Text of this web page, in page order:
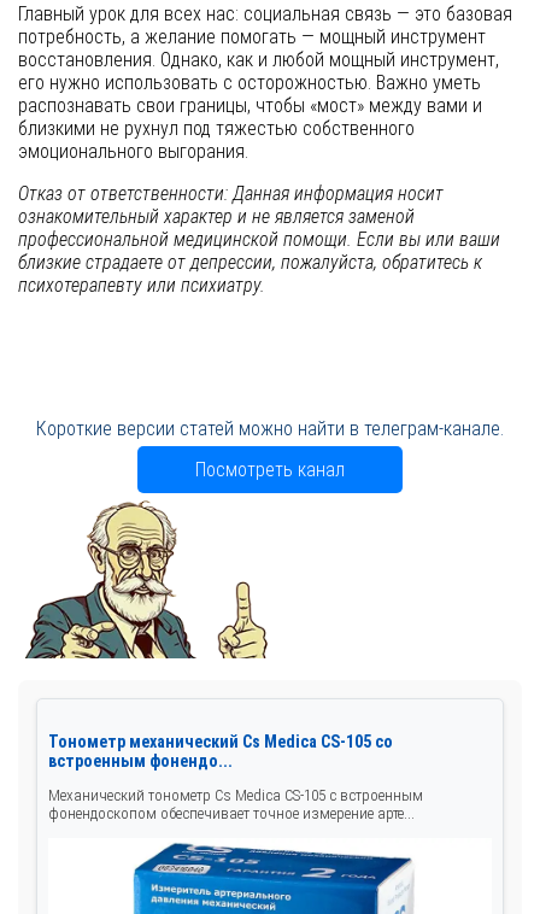
Главный урок для всех нас: социальная связь — это базовая
потребность, а желание помогать — мощный инструмент
восстановления. Однако, как и любой мощный инструмент,
его нужно использовать с осторожностью. Важно уметь
распознавать свои границы, чтобы «мост» между вами и
близкими не рухнул под тяжестью собственного
эмоционального выгорания.
Отказ от ответственности: Данная информация носит
ознакомительный характер и не является заменой
профессиональной медицинской помощи. Если вы или ваши
близкие страдаете от депрессии, пожалуйста, обратитесь к
психотерапевту или психиатру.
Короткие версии статей можно найти в телеграм-канале.
Посмотреть канал
Тонометр механический Cs Medica CS-105 со
встроенным фонендо...
Механический тонометр Cs Medica CS-105 с встроенным
фонендоскопом обеспечивает точное измерение арте...